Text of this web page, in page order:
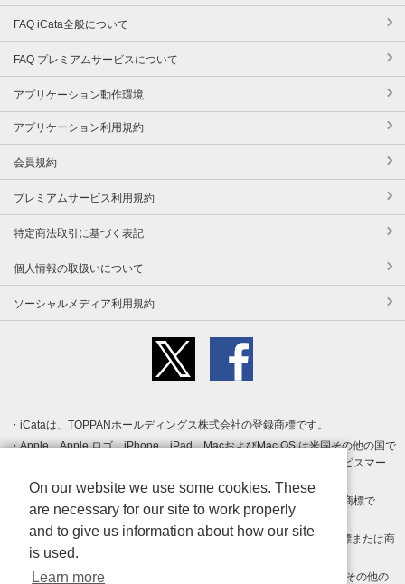
FAQ iCata全般について
FAQ プレミアムサービスについて
アプリケーション動作環境
アプリケーション利用規約
会員規約
プレミアムサービス利用規約
特定商法取引に基づく表記
個人情報の取扱いについて
ソーシャルメディア利用規約
iCataは、TOPPANホールディングス株式会社の登録商標です。
Apple、Apple ロゴ、iPhone、iPad、MacおよびMac OS は米国その他の国で
登録された Apple Inc. の商標です。App Store は Apple Inc. のサービスマー
クです。
Android、Google Play および Google Play ロゴ は Google LLC の商標で
す。
Windows は Microsoft Inc.の米国およびその他の国における登録商標または商
標です。
Adobe、Adobe Reader、Adobe PDF は、Adobe Inc.の米国およびその他の
On our website we use some cookies. These
are necessary for our site to work properly
and to give us information about how our site
is used.
Learn more